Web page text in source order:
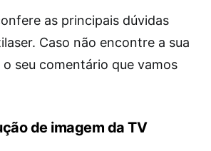
as principais dúvidas
Caso não encontre a sua
seu comentário que vamos
de imagem da TV